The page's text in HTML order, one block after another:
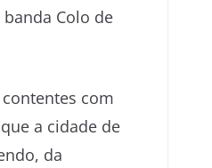
Colo de
com
a cidade de
da